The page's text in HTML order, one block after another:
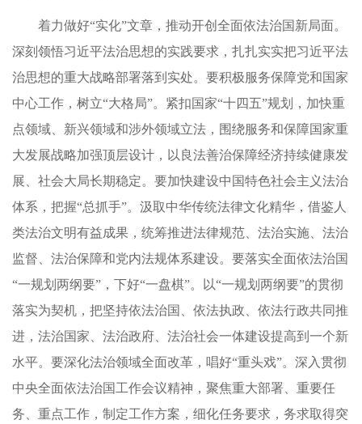
着力做好“实化”文章，推动开创全面依法治国新局面。
深刻领悟习近平法治思想的实践要求，扎扎实实把习近平法
治思想的重大战略部署落到实处。要积极服务保障党和国家
中心工作，树立“大格局”。紧扣国家“十四五”规划，加快重
点领域、新兴领域和涉外领域立法，围绕服务和保障国家重
大发展战略加强顶层设计，以良法善治保障经济持续健康发
展、社会大局长期稳定。要加快建设中国特色社会主义法治
体系，把握“总抓手”。汲取中华传统法律文化精华，借鉴人
类法治文明有益成果，统筹推进法律规范、法治实施、法治
监督、法治保障和党内法规体系建设。要落实全面依法治国
“一规划两纲要”，下好“一盘棋”。以“一规划两纲要”的贯彻
落实为契机，把坚持依法治国、依法执政、依法行政共同推
进，法治国家、法治政府、法治社会一体建设提高到一个新
水平。要深化法治领域全面改革，唱好“重头戏”。深入贯彻
中央全面依法治国工作会议精神，聚焦重大部署、重要任
务、重点工作，制定工作方案，细化任务要求，务求取得突